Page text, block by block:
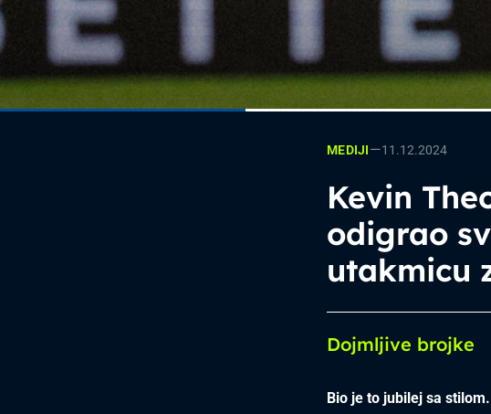
MEDIJI—11.12.2024
Kevin
odigrao
utakmicu
Dojmljive brojke
Bio je to jubilej sa stilom.